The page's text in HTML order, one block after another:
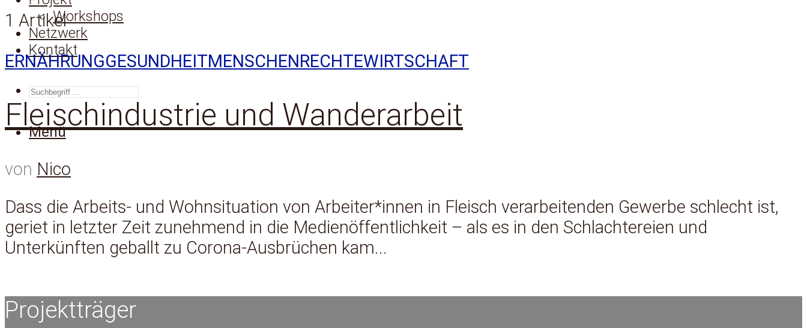
Workshops
Netzwerk
Kontakt
Menü
1 Artikel
ERNÄHRUNGGESUNDHEITMENSCHENRECHTEWIRTSCHAFT
Fleischindustrie und Wanderarbeit
von Nico
Dass die Arbeits- und Wohnsituation von Arbeiter*innen in Fleisch verarbeitenden Gewerbe schlecht ist,
geriet in letzter Zeit zunehmend in die Medienöffentlichkeit – als es in den Schlachtereien und
Unterkünften geballt zu Corona-Ausbrüchen kam...
Projektträger